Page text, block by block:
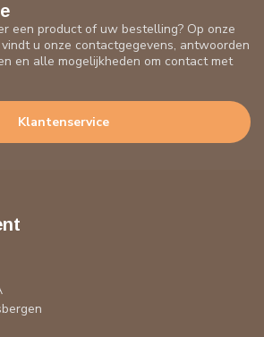
een product of uw bestelling? Op onze
u onze contactgegevens, antwoorden
en alle mogelijkheden om contact met
Klantenservice